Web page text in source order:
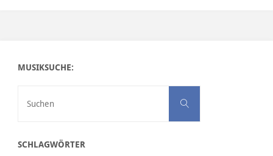
MUSIKSUCHE:
Suchen
SCHLAGWÖRTER